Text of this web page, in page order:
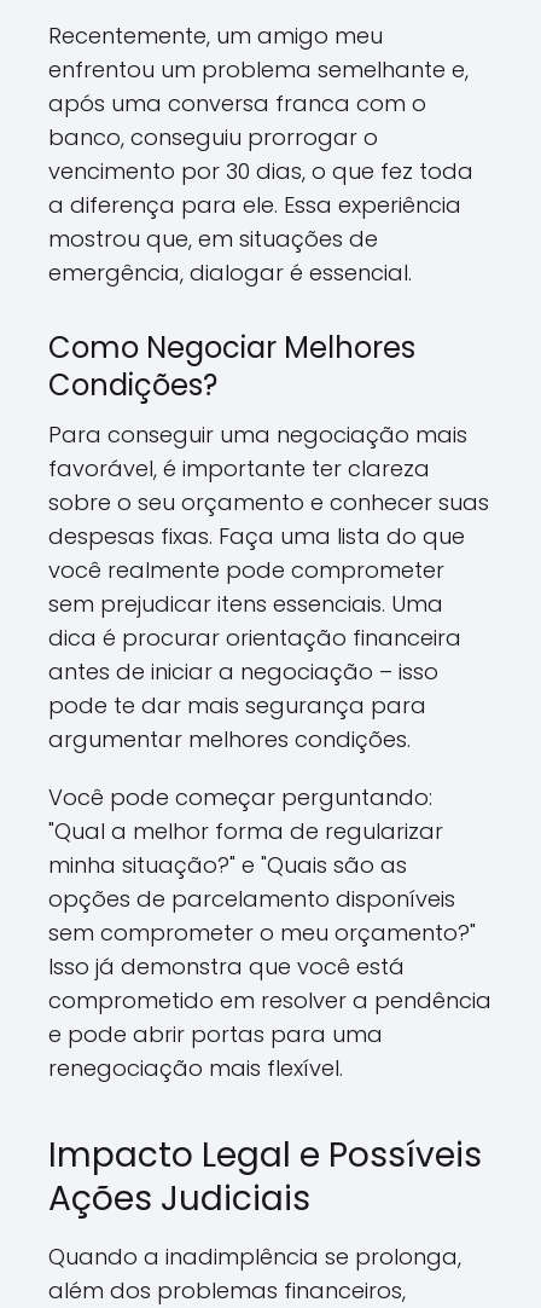
Recentemente, um amigo meu
enfrentou um problema semelhante e,
após uma conversa franca com o
banco, conseguiu prorrogar o
vencimento por 30 dias, o que fez toda
a diferença para ele. Essa experiência
mostrou que, em situações de
emergência, dialogar é essencial.
Como Negociar Melhores
Condições?
Para conseguir uma negociação mais
favorável, é importante ter clareza
sobre o seu orçamento e conhecer suas
despesas fixas. Faça uma lista do que
você realmente pode comprometer
sem prejudicar itens essenciais. Uma
dica é procurar orientação financeira
antes de iniciar a negociação – isso
pode te dar mais segurança para
argumentar melhores condições.
Você pode começar perguntando:
"Qual a melhor forma de regularizar
minha situação?" e "Quais são as
opções de parcelamento disponíveis
sem comprometer o meu orçamento?"
Isso já demonstra que você está
comprometido em resolver a pendência
e pode abrir portas para uma
renegociação mais flexível.
Impacto Legal e Possíveis
Ações Judiciais
Quando a inadimplência se prolonga,
além dos problemas financeiros,